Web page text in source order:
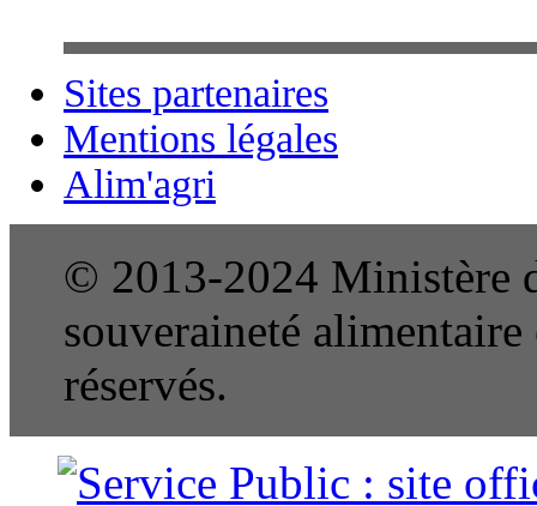
Sites partenaires
Mentions légales
Alim'agri
© 2013-2024 Ministère
souveraineté
réservés.